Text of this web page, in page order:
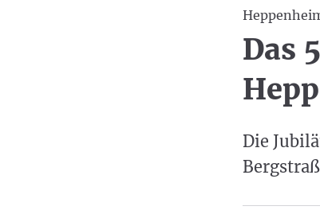
Das
Die